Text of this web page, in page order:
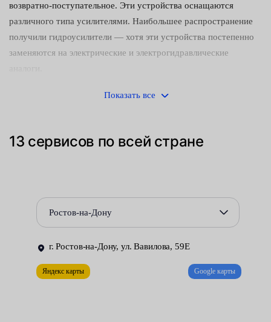
возвратно-поступательное. Эти устройства оснащаются
различного типа усилителями. Наибольшее распространение
получили гидроусилители — хотя эти устройства постепенно
заменяются на электрические и электрогидравлические
Управлять машиной с неисправным редуктором небезопасно.
поломок:
Повреждения сальников и уплотнений, приводящие к
утечке жидкости из гидравлической системы.
Некорректная работа гидрораспределителя.
Ремонт рулевой рейки может быть выполнен только в
Показать все
13 сервисов по всей стране
Ростов-на-Дону
г. Ростов-на-Дону, ул. Вавилова, 59Е
Яндекс карты Google карты